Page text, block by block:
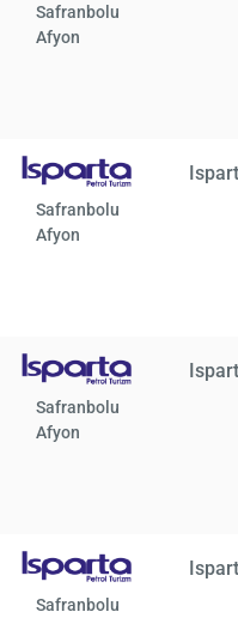
Safranbolu
Afyon
Safranbolu
Afyon
Safranbolu
Afyon
Safranbolu